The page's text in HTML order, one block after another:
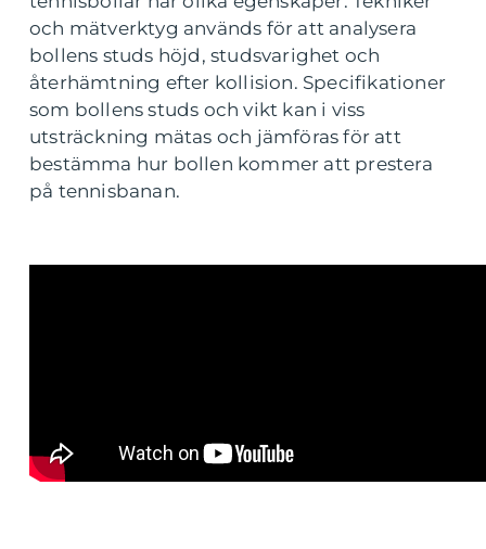
och mätverktyg används för att analysera
bollens studs höjd, studsvarighet och
återhämtning efter kollision. Specifikationer
som bollens studs och vikt kan i viss
utsträckning mätas och jämföras för att
bestämma hur bollen kommer att prestera
på tennisbanan.